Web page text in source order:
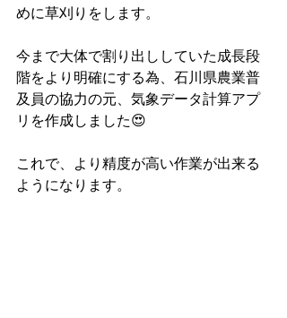
めに草刈りをします。
今まで大体で割り出ししていた成長段
階をより明確にする為、石川県農業普
及員の協力の元、気象データ計算アプ
リを作成しました😍
これで、より精度が高い作業が出来る
ようになります。